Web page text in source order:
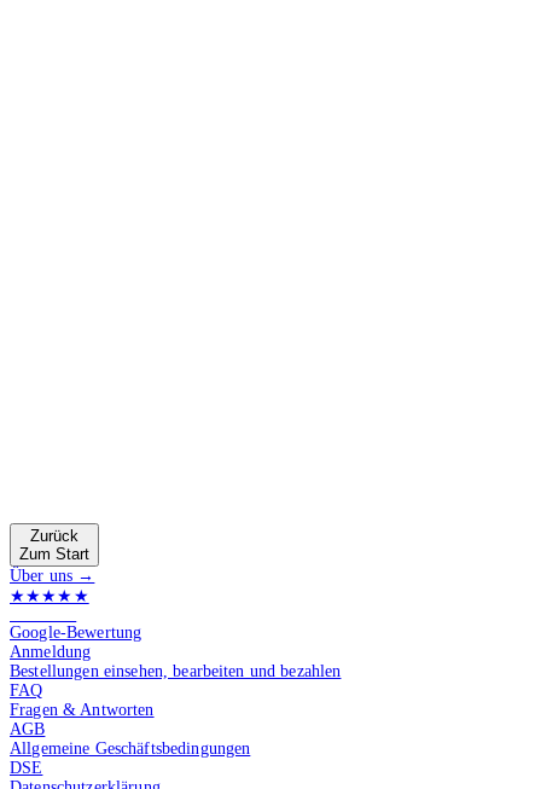
Zurück
Zum Start
Über uns →
★★★★★
Google-Bewertung
Anmeldung
Bestellungen einsehen, bearbeiten und bezahlen
FAQ
Fragen & Antworten
AGB
Allgemeine Geschäftsbedingungen
DSE